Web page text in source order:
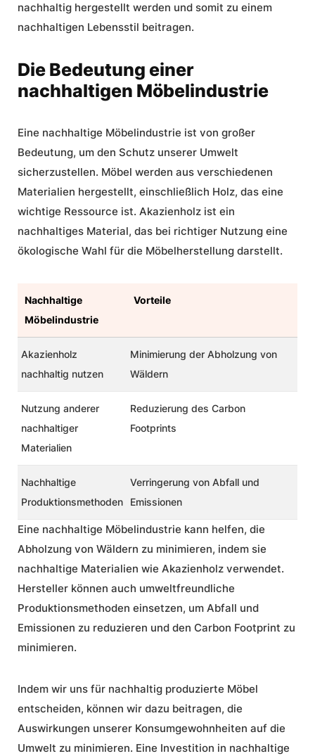
nachhaltig hergestellt werden und somit zu einem
nachhaltigen Lebensstil beitragen.
Die Bedeutung einer
nachhaltigen Möbelindustrie
Eine nachhaltige Möbelindustrie ist von großer
Bedeutung, um den Schutz unserer Umwelt
sicherzustellen. Möbel werden aus verschiedenen
Materialien hergestellt, einschließlich Holz, das eine
wichtige Ressource ist. Akazienholz ist ein
nachhaltiges Material, das bei richtiger Nutzung eine
ökologische Wahl für die Möbelherstellung darstellt.
Nachhaltige
Möbelindustrie
Vorteile
Akazienholz
nachhaltig nutzen
Minimierung der Abholzung von
Wäldern
Nutzung anderer
nachhaltiger
Materialien
Reduzierung des Carbon
Footprints
Nachhaltige
Produktionsmethoden
Verringerung von Abfall und
Emissionen
Eine nachhaltige Möbelindustrie kann helfen, die
Abholzung von Wäldern zu minimieren, indem sie
nachhaltige Materialien wie Akazienholz verwendet.
Hersteller können auch umweltfreundliche
Produktionsmethoden einsetzen, um Abfall und
Emissionen zu reduzieren und den Carbon Footprint zu
minimieren.
Indem wir uns für nachhaltig produzierte Möbel
entscheiden, können wir dazu beitragen, die
Auswirkungen unserer Konsumgewohnheiten auf die
Umwelt zu minimieren. Eine Investition in nachhaltige